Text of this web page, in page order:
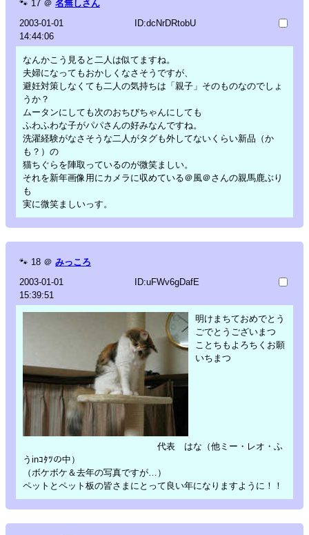
🐾 17 ＠ 名無しさん
2003-01-01
14:44:06
ID:dcNrDRtobU
なんかこう見ると二人は似てますね。
夫婦になってもおかしくなさそうですが、
避妊対策しなくても二人の気持ちは「親子」そのものなのでしょ
うか？
ムータンにしても次のおちびちゃんにしても
ふわふわな子がパパさんの好みなんですね。
洗濯経験がなさそうな二人がタグも外してないくらい新品（か
も？）の
猫ちぐらを陣取っているのが微笑ましい。
それを新年画像用にカメラに収めている＠風＠さんの親馬鹿ぶり
も
実に微笑ましいっす。
🐾 18 ＠ みっころ
2003-01-01
15:39:51
ID:uFWv6gDafE
明けまちておめでとう
ごでとうございまつ
ことちもよろちくお願
いちまつ
代表 はな（他ミー・レオ・ふ
うinｺﾀﾂの中）
（ボケボケ＆去年の写真ですが…）
ペットとペット板の皆さまにとって良い年になりますように！！